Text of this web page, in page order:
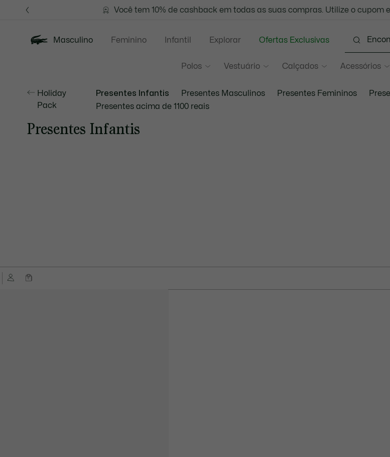
informação
FRETE GRÁTIS PARA TODO O BRASIL -Confira as
Você tem 10% de cashback em todas as suas compras. Utilize o
Masculino
Polos Vestuário Calçados Acessórios
Feminino Infantil Explorar Ofertas Exclusivas
Holiday
Pack
Presentes Infantis Presentes Masculinos Presentes Femininos
Presentes acima de 1100 reais
Presentes Infantis